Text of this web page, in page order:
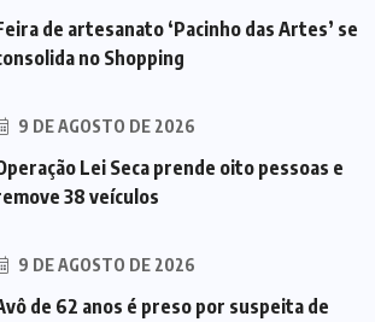
de artesanato ‘Pacinho das Artes’ se
no Shopping
9 DE AGOSTO DE 2026
Lei Seca prende oito pessoas e
38 veículos
9 DE AGOSTO DE 2026
de 62 anos é preso por suspeita de